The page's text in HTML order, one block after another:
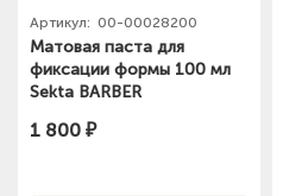
Артикул: 00-00028200
Матовая паста для
фиксации формы 100 мл
Sekta BARBER
1 800 ₽